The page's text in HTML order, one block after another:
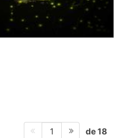
1 de 18